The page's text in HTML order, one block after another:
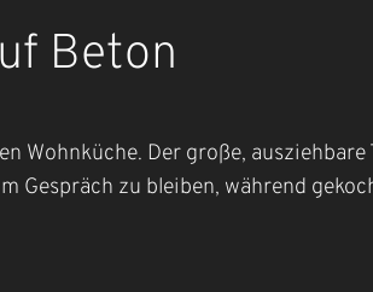
Beton
Wohnküche. Der große,
Gespräch zu bleiben, während